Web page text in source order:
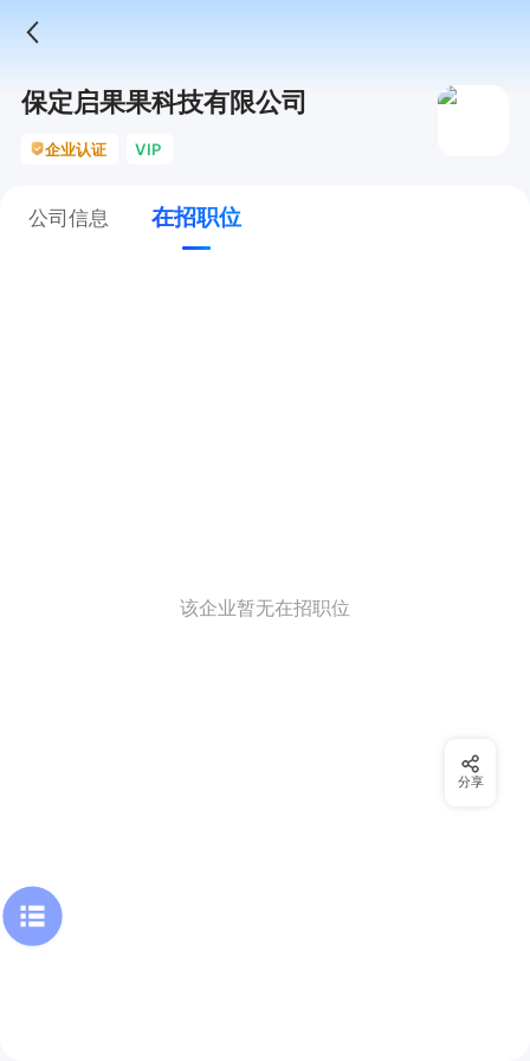
保定启果果科技有限公司
企业认证 VIP
公司信息 在招职位
该企业暂无在招职位
分享